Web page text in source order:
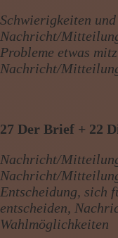
Schwierigkeiten
Nachricht/
Probleme etwas
Nachricht/
27 Der Brief + 22
Nachricht/
Nachricht/
Entscheidung,
entscheiden,
Wahlmöglichkeiten